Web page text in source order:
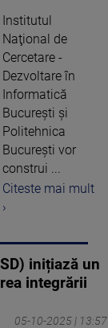
Institutul
Naţional de
Cercetare -
Dezvoltare în
Informatică
Bucureşti şi
Politehnica
Bucureşti vor
construi ...
Citeste mai mult
›
inițiază un
integrării
05-10-2025 | 13:57